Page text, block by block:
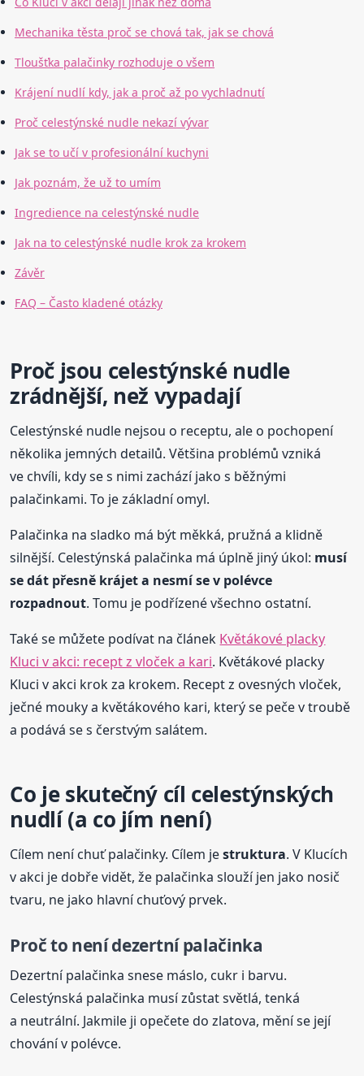
Mechanika těsta proč se chová tak, jak se chová
Tloušťka palačinky rozhoduje o všem
Krájení nudlí kdy, jak a proč až po vychladnutí
Proč celestýnské nudle nekazí vývar
Jak se to učí v profesionální kuchyni
Jak poznám, že už to umím
Ingredience na celestýnské nudle
Jak na to celestýnské nudle krok za krokem
Závěr
FAQ – Často kladené otázky
Proč jsou celestýnské nudle
zrádnější, než vypadají
Celestýnské nudle nejsou o receptu, ale o pochopení
několika jemných detailů. Většina problémů vzniká
ve chvíli, kdy se s nimi zachází jako s běžnými
palačinkami. To je základní omyl.
Palačinka na sladko má být měkká, pružná a klidně
silnější. Celestýnská palačinka má úplně jiný úkol: musí
se dát přesně krájet a nesmí se v polévce
rozpadnout. Tomu je podřízené všechno ostatní.
Také se můžete podívat na článek Květákové placky
Kluci v akci: recept z vloček a kari. Květákové placky
Kluci v akci krok za krokem. Recept z ovesných vloček,
ječné mouky a květákového kari, který se peče v troubě
a podává se s čerstvým salátem.
Co je skutečný cíl celestýnských
nudlí (a co jím není)
Cílem není chuť palačinky. Cílem jestruktura. V Klucích
v akci je dobře vidět, že palačinka slouží jen jako nosič
tvaru, ne jako hlavní chuťový prvek.
Proč to není dezertní palačinka
Dezertní palačinka snese máslo, cukr i barvu.
Celestýnská palačinka musí zůstat světlá, tenká
a neutrální. Jakmile ji opečete do zlatova, mění se její
chování v polévce.